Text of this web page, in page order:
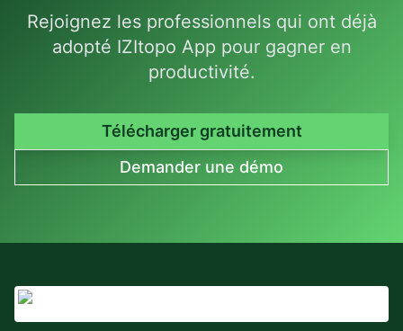
Rejoignez les professionnels qui ont déjà
adopté IZItopo App pour gagner en
productivité.
Télécharger gratuitement
Demander une démo